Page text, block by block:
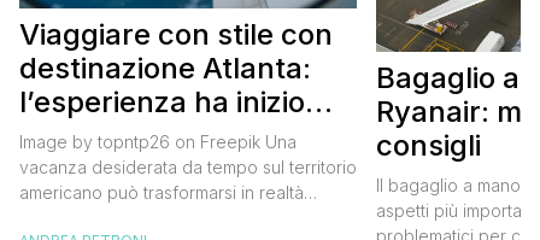
Viaggiare con stile con
destinazione Atlanta:
l’esperienza ha inizio
con un volo Air France
Image by topntp26 on Freepik Una
vacanza desiderata da tempo sul territorio
americano può trasformarsi in realtà
Bagaglio a
Ryanair:
consigli
Il bagaglio a mano
aspetti più
problematici per chi